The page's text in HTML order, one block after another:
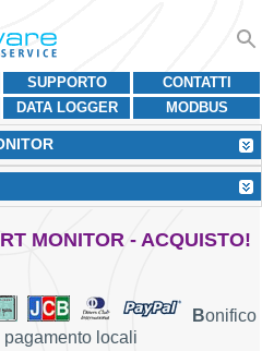
CONTATTI
SUPPORTO
MODBUS
DATA LOGGER
MONITOR - ACQUISTO!
Bonifico
locali